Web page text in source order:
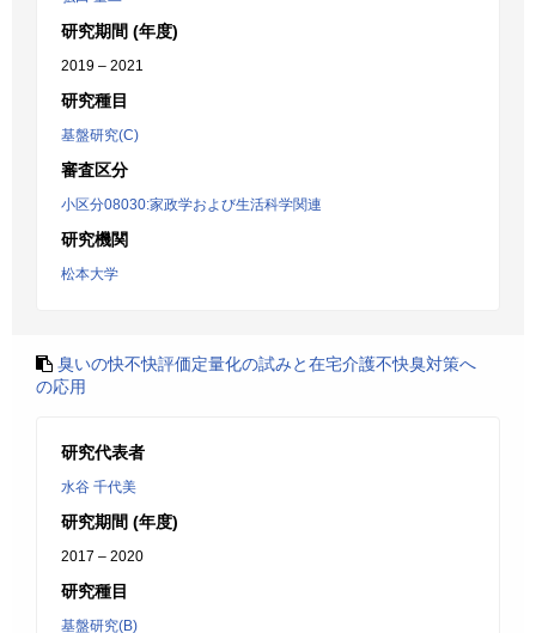
研究期間 (年度)
2019 – 2021
研究種目
基盤研究(C)
審査区分
小区分08030:家政学および生活科学関連
研究機関
松本大学
臭いの快不快評価定量化の試みと在宅介護不快臭対策へ
の応用
研究代表者
水谷 千代美
研究期間 (年度)
2017 – 2020
研究種目
基盤研究(B)